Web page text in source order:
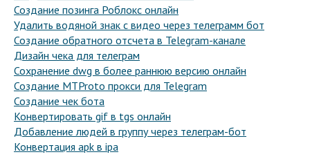
Создание позинга Роблокс онлайн
Удалить водяной знак с видео через телеграмм бот
Создание обратного отсчета в Telegram-канале
Дизайн чека для телеграм
Сохранение dwg в более раннюю версию онлайн
Создание MTProto прокси для Telegram
Создание чек бота
Конвертировать gif в tgs онлайн
Добавление людей в группу через телеграм-бот
Конвертация apk в ipa